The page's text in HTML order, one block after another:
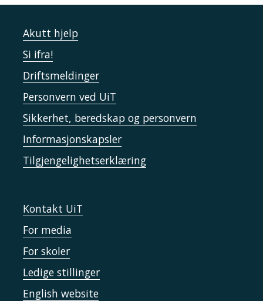
Akutt hjelp
Si ifra!
Driftsmeldinger
Personvern ved UiT
Sikkerhet, beredskap og personvern
Informasjonskapsler
Tilgjengelighetserklæring
Kontakt UiT
For media
For skoler
Ledige stillinger
English website